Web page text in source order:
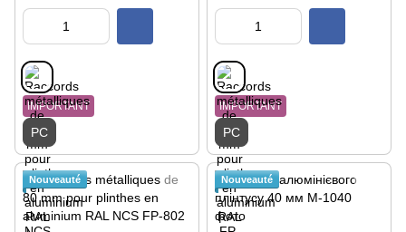
IMPORTANT
PC
IMPORTANT
PC
Nouveauté Nouveauté